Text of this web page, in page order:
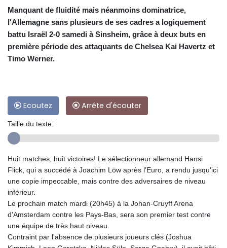
Manquant de fluidité mais néanmoins dominatrice,
l'Allemagne sans plusieurs de ses cadres a logiquement
battu Israël 2-0 samedi à Sinsheim, grâce à deux buts en
première période des attaquants de Chelsea Kai Havertz et
Timo Werner.
Ecoutez Arrête d'écouter
Taille du texte:
Huit matches, huit victoires! Le sélectionneur allemand Hansi
Flick, qui a succédé à Joachim Löw après l'Euro, a rendu jusqu'ici
une copie impeccable, mais contre des adversaires de niveau
inférieur.
Le prochain match mardi (20h45) à la Johan-Cruyff Arena
d'Amsterdam contre les Pays-Bas, sera son premier test contre
une équipe de très haut niveau.
Contraint par l'absence de plusieurs joueurs clés (Joshua